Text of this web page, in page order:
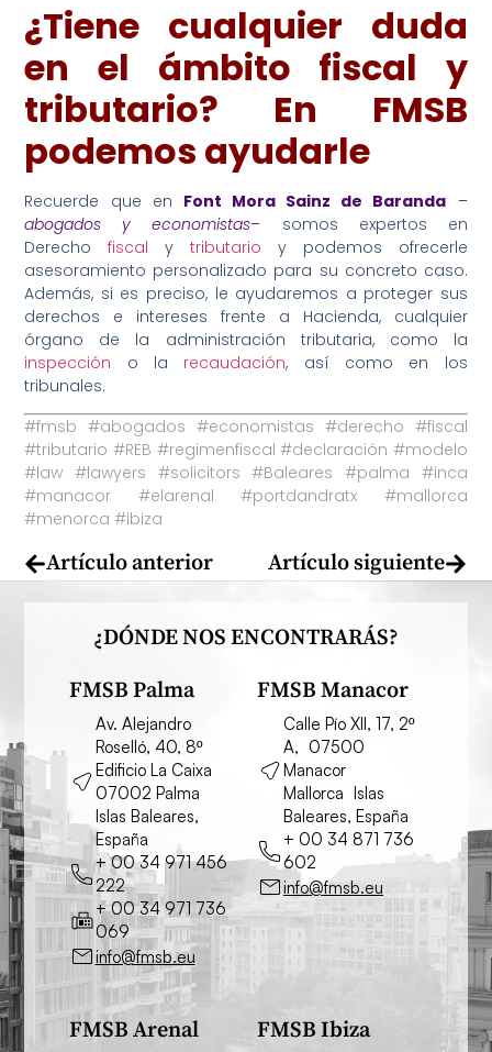
¿Tiene cualquier duda
en el ámbito fiscal y
tributario? En FMSB
podemos ayudarle
Recuerde que en Font Mora Sainz de Baranda –
abogados y economistas–
somos expertos en
Derechofiscal ytributario y podemos ofrecerle
asesoramiento personalizado para su concreto caso.
Además, si es preciso, le ayudaremos a proteger sus
derechos e intereses frente a Hacienda, cualquier
órgano de la administración tributaria, como la
inspección o la recaudación, así como en los
tribunales.
#fmsb #abogados #economistas #derecho #fiscal
#tributario #REB #regimenfiscal #declaración #modelo
#law #lawyers #solicitors #Baleares #palma #inca
#manacor #elarenal #portdandratx #mallorca
#menorca #ibiza
Artículo anterior Artículo siguiente
¿DÓNDE NOS ENCONTRARÁS?
FMSB Palma
Av. Alejandro
Roselló, 40, 8º
Edificio La Caixa
07002 Palma
Islas Baleares,
España
+ 00 34 971 456
222
+ 00 34 971 736
069
info@fmsb.eu
FMSB Manacor
Calle Pío XII, 17, 2º
A, 07500
Manacor
Mallorca Islas
Baleares, España
+ 00 34 871 736
602
info@fmsb.eu
FMSB Arenal FMSB Ibiza